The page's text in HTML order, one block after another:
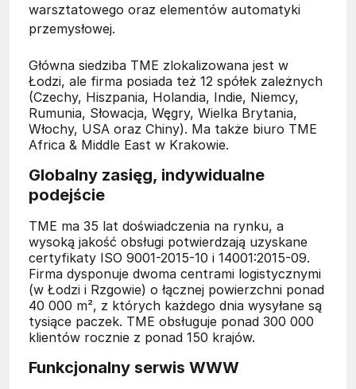
warsztatowego oraz elementów automatyki
przemysłowej.
Główna siedziba TME zlokalizowana jest w
Łodzi, ale firma posiada też 12 spółek zależnych
(Czechy, Hiszpania, Holandia, Indie, Niemcy,
Rumunia, Słowacja, Węgry, Wielka Brytania,
Włochy, USA oraz Chiny). Ma także biuro TME
Africa & Middle East w Krakowie.
Globalny zasięg, indywidualne
podejście
TME ma 35 lat doświadczenia na rynku, a
wysoką jakość obsługi potwierdzają uzyskane
certyfikaty ISO 9001-2015-10 i 14001:2015-09.
Firma dysponuje dwoma centrami logistycznymi
(w Łodzi i Rzgowie) o łącznej powierzchni ponad
40 000 m², z których każdego dnia wysyłane są
tysiące paczek. TME obsługuje ponad 300 000
klientów rocznie z ponad 150 krajów.
Funkcjonalny serwis WWW